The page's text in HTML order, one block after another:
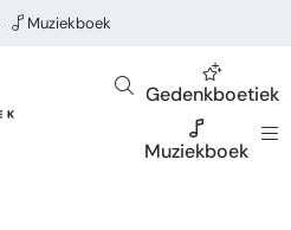
Muziekboek
Gedenkboetiek
Muziekboek